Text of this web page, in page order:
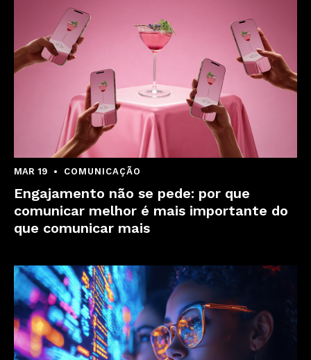
MAR 19 COMUNICAÇÃO
Engajamento não se pede: por que
comunicar melhor é mais importante do
que comunicar mais